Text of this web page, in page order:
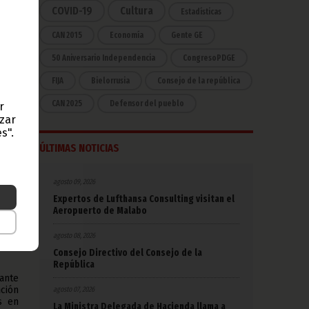
la
la
el
el
la
la
del
en
COVID-19 Cultura Estadísticas
CAN 2015 Economía Gente GE
50 Aniversario Independencia CongresoPDGE
FIJA Bielorrusia Consejo de la república
CAN 2025 Defensor del pueblo
ÚLTIMAS NOTICIAS
agosto 09, 2026
Expertos de Lufthansa Consulting visitan el
Aeropuerto de Malabo
agosto 08, 2026
Consejo Directivo del Consejo de la
República
agosto 07, 2026
La Ministra Delegada de Hacienda llama a